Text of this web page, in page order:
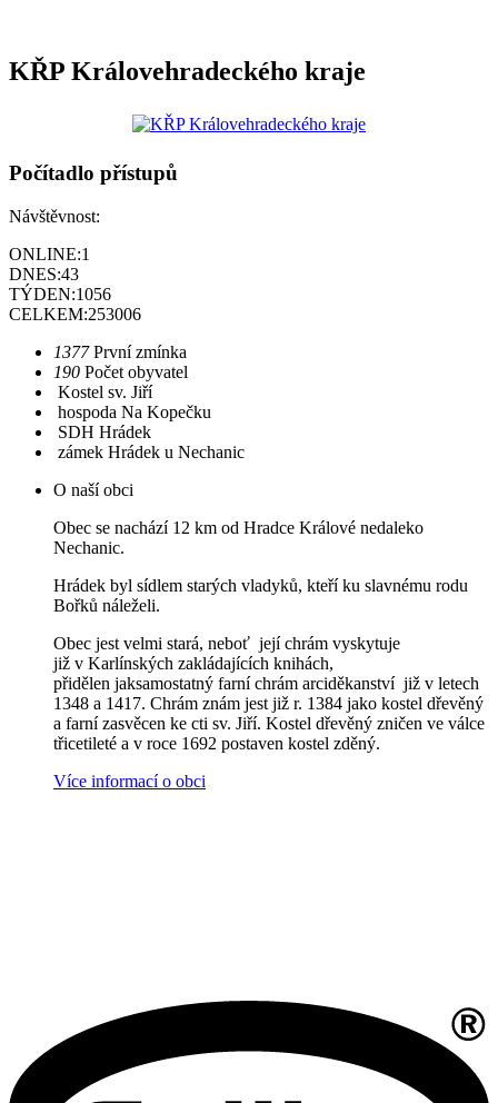
KŘP Královehradeckého kraje
Počítadlo přístupů
Návštěvnost:
ONLINE:1
DNES:43
TÝDEN:1056
CELKEM:253006
1377 První zmínka
190 Počet obyvatel
Kostel sv. Jiří
hospoda Na Kopečku
SDH Hrádek
zámek Hrádek u Nechanic
O naší obci
Obec se nachází 12 km od Hradce Králové nedaleko
Nechanic.
Hrádek byl sídlem starých vladyků, kteří ku slavnému rodu
Bořků náleželi.
Obec jest velmi stará, neboť její chrám vyskytuje
již v Karlínských zakládajících knihách,
přidělen jaksamostatný farní chrám arciděkanství již v letech
1348 a 1417. Chrám znám jest již r. 1384 jako kostel dřevěný
a farní zasvěcen ke cti sv. Jiří. Kostel dřevěný zničen ve válce
třicetileté a v roce 1692 postaven kostel zděný.
Více informací o obci